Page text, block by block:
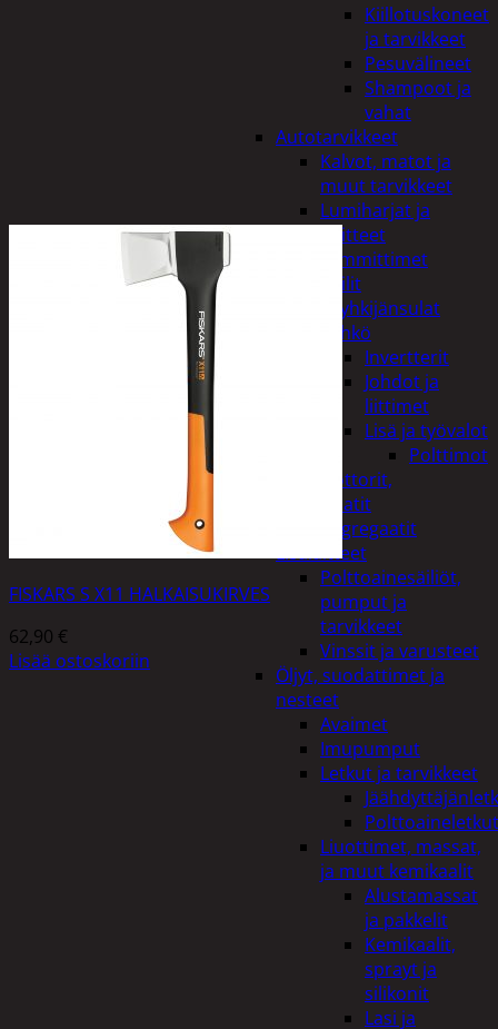
Kiillotuskoneet
ja tarvikkeet
Pesuvälineet
Shampoot ja
vahat
Autotarvikkeet
Kalvot, matot ja
muut tarvikkeet
Lumiharjat ja
peitteet
Lämmittimet
Peilit
Pyyhkijänsulat
Sähkö
Invertterit
Johdot ja
liittimet
Lisä ja työvalot
Polttimot
Irtomoottorit,
aggregaatit
Aggregaatit
Lisälaitteet
Polttoainesäiliöt,
pumput ja
tarvikkeet
Vinssit ja varusteet
Öljyt, suodattimet ja
nesteet
Avaimet
Imupumput
Letkut ja tarvikkeet
Polttoaineletkut
Liuottimet, massat,
ja muut kemikaalit
Alustamassat
ja pakkelit
Kemikaalit,
sprayt ja
silikonit
Lasi ja
FISKARS S X11 HALKAISUKIRVES
62,90 €
Lisää ostoskoriin